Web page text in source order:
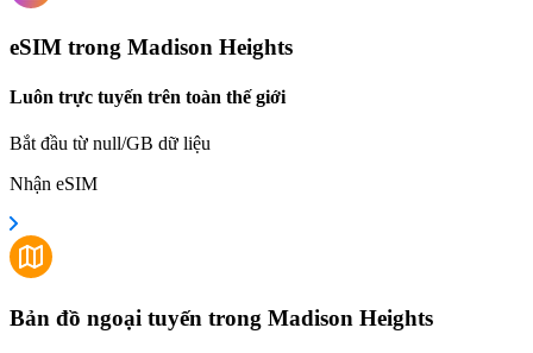
eSIM trong Madison Heights
Luôn trực tuyến trên toàn thế giới
Bắt đầu từ null/GB dữ liệu
Nhận eSIM
Bản đồ ngoại tuyến trong Madison Heights